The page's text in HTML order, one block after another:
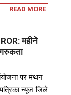
READ MORE
महीने
पर मंथन
न्यूज जिले